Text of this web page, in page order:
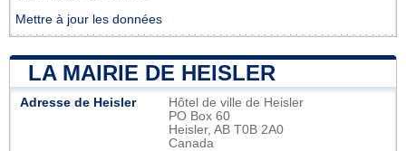
Mettre à jour les données
LA MAIRIE DE HEISLER
Adresse de Heisler
Hôtel de ville de Heisler
PO Box 60
Heisler, AB T0B 2A0
Canada